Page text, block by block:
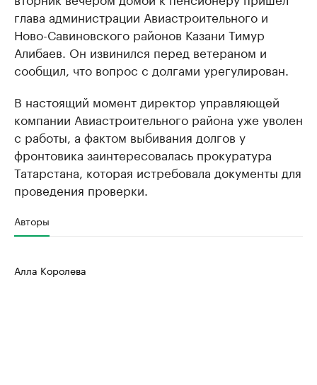
глава администрации Авиастроительного и
Ново-Савиновского районов Казани Тимур
Алибаев. Он извинился перед ветераном и
сообщил, что вопрос с долгами урегулирован.
В настоящий момент директор управляющей
компании Авиастроительного района уже уволен
с работы, а фактом выбивания долгов у
фронтовика заинтересовалась прокуратура
Татарстана, которая истребовала документы для
проведения проверки.
Авторы
Алла Королева